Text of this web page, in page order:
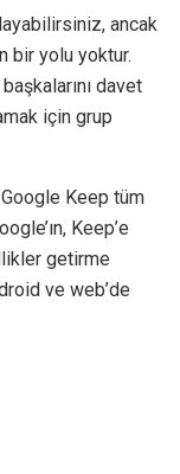
ancak
bir yolu yoktur.
davet
için grup
Google Keep tüm
Keep’e
getirme
ve web’de